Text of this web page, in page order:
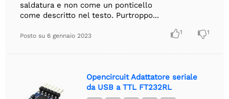
saldatura e non come un ponticello
come descritto nel testo. Purtroppo...
Posto su 6 gennaio 2023 1 1
Opencircuit Adattatore seriale
da USB a TTL FT232RL